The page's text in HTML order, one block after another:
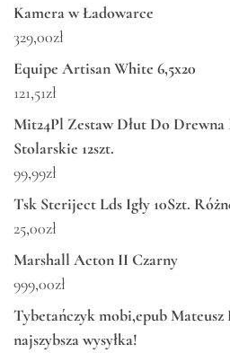
Kamera w Ładowarce
329,00zł
Equipe Artisan White 6,5x20
121,51zł
Mit24Pl Zestaw Dłut Do Drewna
Stolarskie 12szt.
99,99zł
Tsk Steriject Lds Igły 10Szt.
25,00zł
Marshall Acton II Czarny
999,00zł
Tybetańczyk mobi,epub
najszybsza wysyłka!